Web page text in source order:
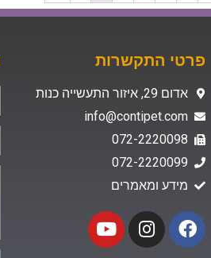
פרטי התקשרות
אדום 29, איזור התעשייה כנות
info@contipet.com
072-2220098
072-2220099
מידע ומאמרים